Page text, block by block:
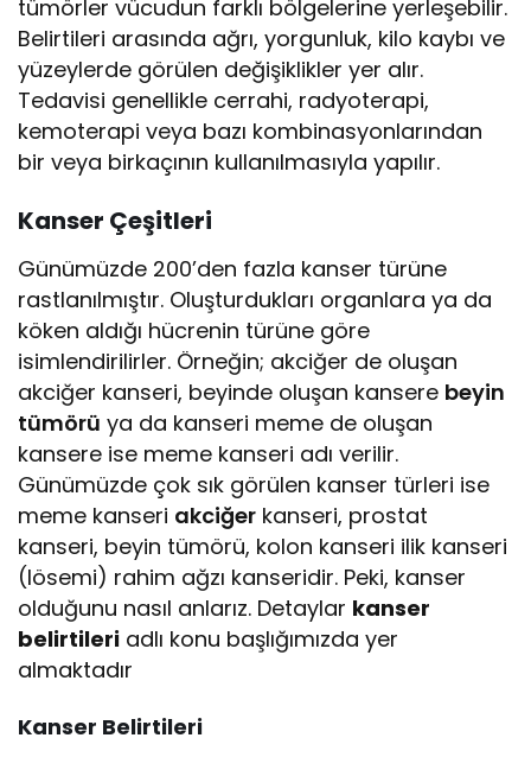
tümörler vücudun farklı bölgelerine yerleşebilir.
Belirtileri arasında ağrı, yorgunluk, kilo kaybı ve
yüzeylerde görülen değişiklikler yer alır.
Tedavisi genellikle cerrahi, radyoterapi,
kemoterapi veya bazı kombinasyonlarından
bir veya birkaçının kullanılmasıyla yapılır.
Kanser Çeşitleri
Günümüzde 200’den fazla kanser türüne
rastlanılmıştır. Oluşturdukları organlara ya da
köken aldığı hücrenin türüne göre
isimlendirilirler. Örneğin; akciğer de oluşan
akciğer kanseri, beyinde oluşan kansere beyin
tümörü ya da kanseri meme de oluşan
kansere ise meme kanseri adı verilir.
Günümüzde çok sık görülen kanser türleri ise
meme kanseri akciğer kanseri, prostat
kanseri, beyin tümörü, kolon kanseri ilik kanseri
(lösemi) rahim ağzı kanseridir. Peki, kanser
olduğunu nasıl anlarız. Detaylar kanser
belirtileri adlı konu başlığımızda yer
almaktadır
Kanser Belirtileri